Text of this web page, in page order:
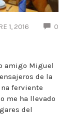
1, 2016 0
amigo Miguel
de la
ferviente
me ha llevado
del